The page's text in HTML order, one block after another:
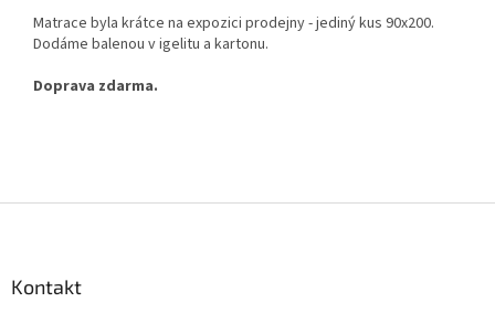
Matrace byla krátce na expozici prodejny - jediný kus 90x200.
Dodáme balenou v igelitu a kartonu.
Doprava zdarma.
Kontakt